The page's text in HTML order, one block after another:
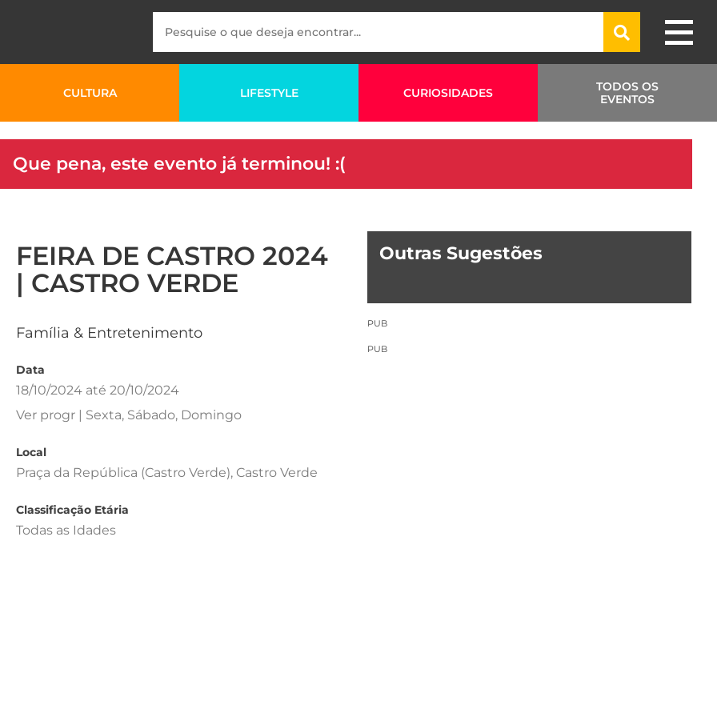
CULTURA LIFESTYLE CURIOSIDADES
TODOS OS
EVENTOS
Que pena, este evento já terminou! :(
FEIRA DE CASTRO 2024
| CASTRO VERDE
Família & Entretenimento
Data
18/10/2024 até 20/10/2024
Ver progr | Sexta, Sábado, Domingo
Local
Praça da República (Castro Verde), Castro Verde
Classificação Etária
Todas as Idades
Outras Sugestões
PUB
PUB